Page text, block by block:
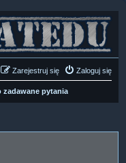
Zaloguj się
Zarejestruj się
zadawane pytania